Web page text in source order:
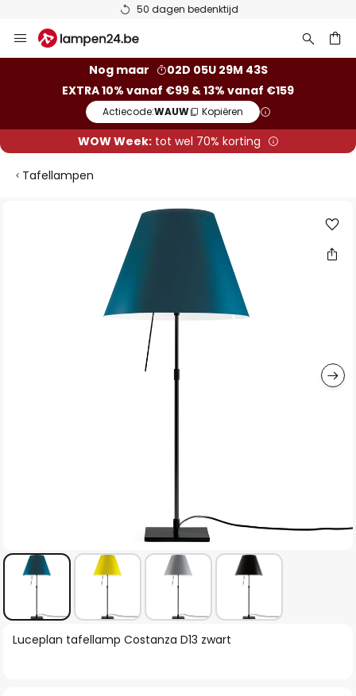
50 dagen bedenktijd
naar
Nog maar
02D 05U 29M 43S
EXTRA 10% vanaf €99 & 13% vanaf €159
Actiecode:WAUW Kopiëren
WOW Week:tot wel 70% korting
Tafellampen
Ga
Luceplan tafellamp Costanza D13 zwart